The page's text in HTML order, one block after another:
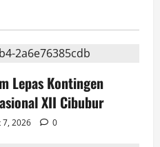
Lepas Kontingen
XII Cibubur
7, 2026
0